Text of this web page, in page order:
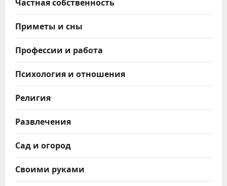
Приметы и сны
Профессии и работа
Психология и отношения
Религия
Развлечения
Сад и огород
Своими руками